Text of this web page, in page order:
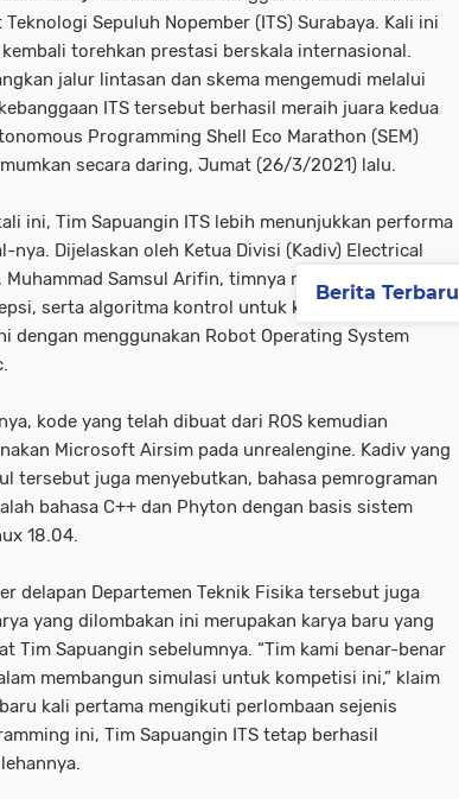
Sepuluh Nopember (ITS) Surabaya. Kali ini
kembali torehkan prestasi berskala internasional.
jalur lintasan dan skema mengemudi melalui
ITS tersebut berhasil meraih juara kedua
Programming Shell Eco Marathon (SEM)
secara daring, Jumat (26/3/2021) lalu.
ini, Tim Sapuangin ITS lebih menunjukkan performa
nya. Dijelaskan oleh Ketua Divisi (Kadiv) Electrical
Muhammad Samsul Arifin, timnya mengembangkan
serta algoritma kontrol untuk kendaraan otonom
dengan menggunakan Robot Operating System
kode yang telah dibuat dari ROS kemudian
Microsoft Airsim pada unrealengine. Kadiv yang
tersebut juga menyebutkan, bahasa pemrograman
bahasa C++ dan Phyton dengan basis sistem
18.04.
delapan Departemen Teknik Fisika tersebut juga
yang dilombakan ini merupakan karya baru yang
Tim Sapuangin sebelumnya. “Tim kami benar-benar
membangun simulasi untuk kompetisi ini,” klaim
kali pertama mengikuti perlombaan sejenis
ini, Tim Sapuangin ITS tetap berhasil
Berita Terbaru